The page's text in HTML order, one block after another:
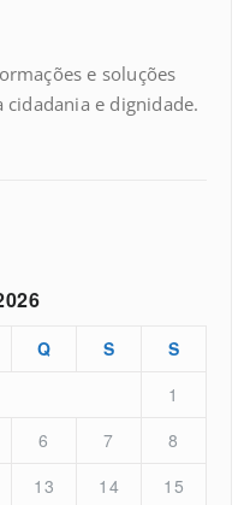
e soluções
e dignidade.
Q S
S
1
6 7
8
13 14
15